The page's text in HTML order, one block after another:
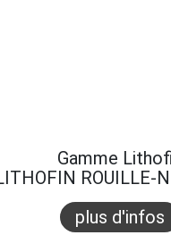
Gamme
ROUILLE-
plus d'infos